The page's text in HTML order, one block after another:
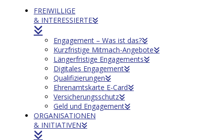
FREIWILLIGE
& INTERESSIERTE
Engagement – Was ist das?
Kurzfristige Mitmach-Angebote
Längerfristige Engagements
Digitales Engagement
Qualifizierungen
Ehrenamtskarte E-Card
Versicherungsschutz
Geld und Engagement
ORGANISATIONEN
& INITIATIVEN